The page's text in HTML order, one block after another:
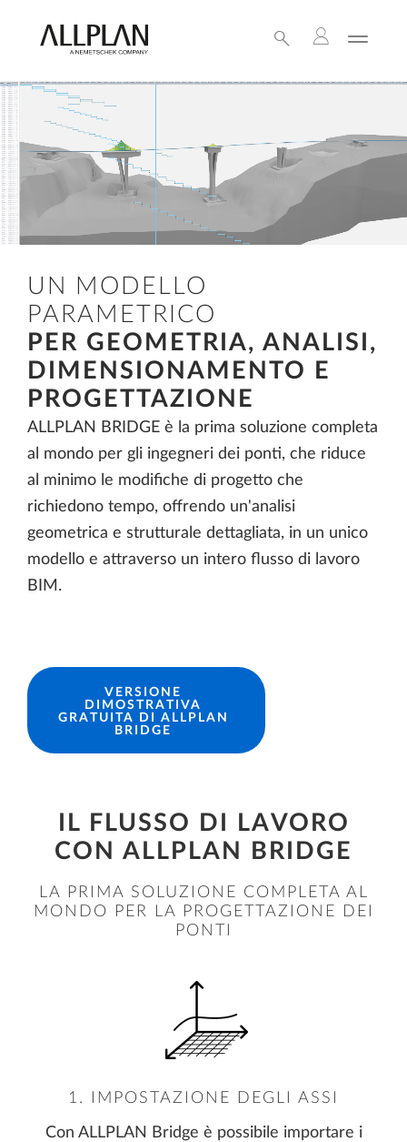
UN MODELLO
PARAMETRICO
PER GEOMETRIA, ANALISI,
DIMENSIONAMENTO E
PROGETTAZIONE
ALLPLAN BRIDGE è la prima soluzione completa
al mondo per gli ingegneri dei ponti, che riduce
al minimo le modifiche di progetto che
richiedono tempo, offrendo un'analisi
geometrica e strutturale dettagliata, in un unico
modello e attraverso un intero flusso di lavoro
BIM.
VERSIONE
DIMOSTRATIVA
GRATUITA DI ALLPLAN
BRIDGE
IL FLUSSO DI LAVORO
CON ALLPLAN BRIDGE
LA PRIMA SOLUZIONE COMPLETA AL
MONDO PER LA PROGETTAZIONE DEI
PONTI
1. IMPOSTAZIONE DEGLI ASSI
Con ALLPLAN Bridge è possibile importare i